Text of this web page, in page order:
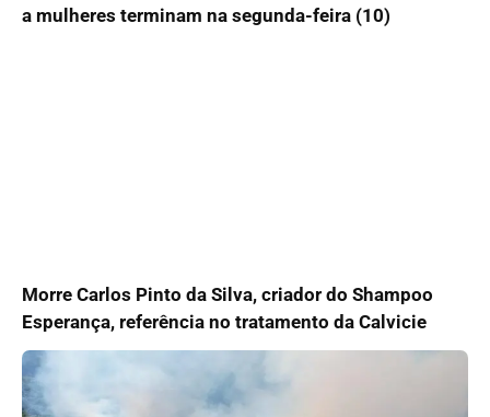
a mulheres terminam na segunda-feira (10)
Morre Carlos Pinto da Silva, criador do Shampoo
Esperança, referência no tratamento da Calvicie